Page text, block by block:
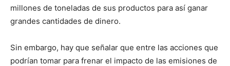
millones de toneladas de sus productos para así ganar
grandes cantidades de dinero.
Sin embargo, hay que señalar que entre las acciones que
podrían tomar para frenar el impacto de las emisiones de